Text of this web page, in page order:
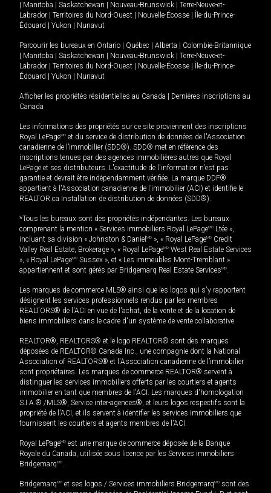
Manitoba Saskatchewan Nouveau-Brunswick
Terre-Neuve-et-
Labrador
Territoires du Nord-Ouest Nouvelle-Écosse
Île-du-Prince-
Édouard
Yukon Nunavut
Parcourir les bureaux en Ontario Québec Alberta
Colombie-Britannique
Manitoba Saskatchewan Nouveau-Brunswick
Terre-Neuve-et-
Labrador
Territoires du Nord-Ouest Nouvelle-Écosse
Île-du-Prince-
Édouard
Yukon Nunavut
Afficher les propriétés résidentielles au Canada
Dernières inscriptions au
Canada
Les informations des propriétés sur ce site proviennent des inscriptions
Royal LePageMD et du service de distribution de données de l'Association
canadienne de l’immobilier (SDD®). SDD® met en référence des
inscriptions tenues par des agences immobilières autres que Royal
LePage et ses distributeurs. L'exactitude de l'information n'est pas
garantie et devrait être indépendamment vérifiée. La marque DDF®
appartient à l'Association canadienne de l’immobilier (ACI) et identifie le
REALTOR.ca Installation de distribution de données (SDD®).
*Tous les bureaux sont des propriétés indépendantes. Les bureaux
comprenant la mention « Services immobiliers Royal LePageMD Ltée »,
incluant sa division « Johnston & Daniel MD », « Royal LePageMD Credit
Valley Real Estate, Brokerage », « Royal LePageMD West Real Estate Services
», « Royal LePageMD Sussex », et « Les immeubles Mont-Tremblant »
appartiennent et sont gérés par Bridgemarq Real Estate ServicesMD.
Les marques de commerce MLS® ainsi que les logos qui s'y rapportent
désignent les services professionnels rendus par les membres
REALTORS® de l'ACI en vue de l'achat, de la vente et de la location de
biens immobiliers dans le cadre d'un système de vente collaborative.
REALTOR®, REALTORS® et le logo REALTOR® sont des marques
déposées de REALTOR® Canada Inc., une compagnie dont la National
Association of REALTORS® et l'Association canadienne de l’immobilier
sont propriétaires. Les marques de commerce REALTOR® servent à
distinguer les services immobiliers offerts par les courtiers et agents
immobilier en tant que membres de l'ACI. Les marques d'homologation
S.I.A.® /MLS®, Service inter-agences®, et leurs logos respectifs sont la
propriété de l'ACI, et ils servent à identifier les services immobiliers que
fournissent les courtiers et agents membres de l'ACI.
Royal LePageMD est une marque de commerce déposée de la Banque
Royale du Canada, utilisée sous licence par les Services immobiliers
BridgemarqMD.
BridgemarqMD et ses logos / Services immobiliers BridgemarqMD sont des